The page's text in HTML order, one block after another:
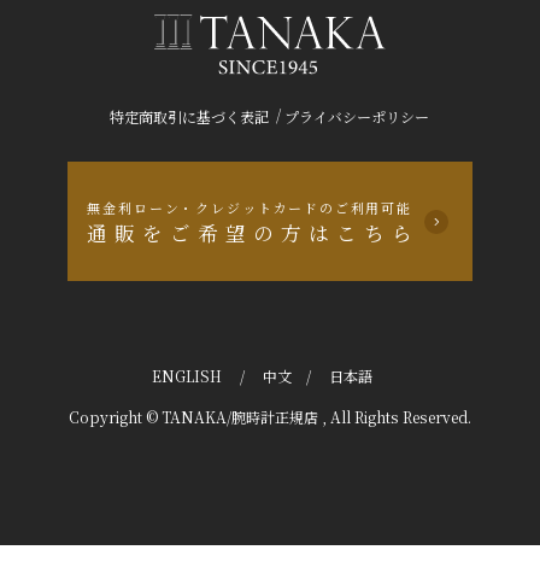
特定商取引に基づく表記 / プライバシーポリシー
無金利ローン・クレジットカードのご利用可能
通販をご希望の方はこちら
ENGLISH / 中文 / 日本語
Copyright © TANAKA/腕時計正規店 , All Rights Reserved.